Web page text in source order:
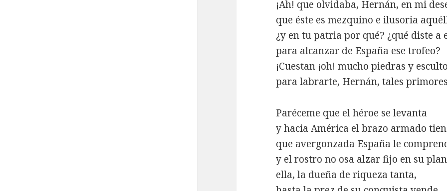
¡Ah! que olvidaba, Hernán, en mi
que éste es mezquino e ilusoria
¿y en tu patria por qué? ¿qué diste a
para alcanzar de España ese trofeo?
¡Cuestan ¡oh! mucho piedras y
para labrarte, Hernán, tales
Paréceme que el héroe se levanta
y hacia América el brazo armado
que avergonzada España le
y el rostro no osa alzar fijo en su
ella, la dueña de riqueza tanta,